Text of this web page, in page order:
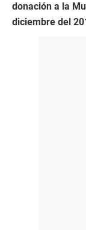
donación a la
diciembre del